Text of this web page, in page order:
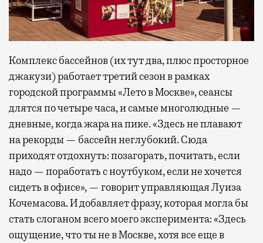
Комплекс бассейнов (их тут два, плюс просторное
джакузи) работает третий сезон в рамках
городской программы «Лето в Москве», сеансы
длятся по четыре часа, и самые многолюдные —
дневные, когда жара на пике. «Здесь не плавают
на рекорды — бассейн неглубокий. Сюда
приходят отдохнуть: позагорать, почитать, если
надо — поработать с ноутбуком, если не хочется
сидеть в офисе», — говорит управляющая Луиза
Кочемасова. И добавляет фразу, которая могла бы
стать слоганом всего моего эксперимента: «Здесь
ощущение, что ты не в Москве, хотя все еще в